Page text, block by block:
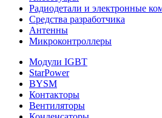
Радиодетали и электронные
Средства разработчика
Антенны
Микроконтроллеры
Модули IGBT
StarPower
BYSM
Контакторы
Вентиляторы